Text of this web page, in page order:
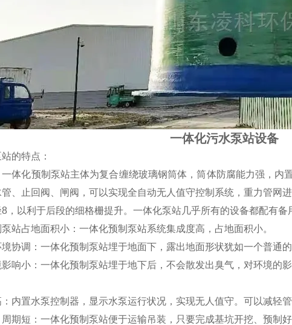
一体化污水泵站设备
的特点：
体化预制泵站主体为复合缠绕玻璃钢筒体，筒体防腐能力强，内
、止回阀、闸阀，可以实现全自动无人值守控制系统，重力管网
，以利于后段的细格栅提升。一体化泵站几乎所有的设备都配有备
站占地面积小：一体化预制泵站系统集成度高，占地面积小。
协调：一体化预制泵站埋于地面下，露出地面形状犹如一个普通
响小：一体化预制泵站埋于地下后，不会散发出臭气，对环境的
内置水泵控制器，显示水泵运行状况，实现无人值守。可以减轻
期短：一体化预制泵站便于运输吊装，只要完成基坑开挖、预制